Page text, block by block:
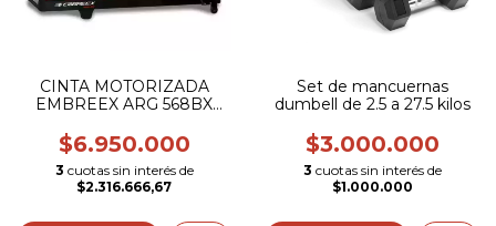
CINTA MOTORIZADA
EMBREEX ARG 568BX
$6.950.000
3 cuotas sin interés de
$2.316.666,67
Set de mancuernas
dumbell de 2.5 a 27.5 kilos
$3.000.000
3 cuotas sin interés de
$1.000.000